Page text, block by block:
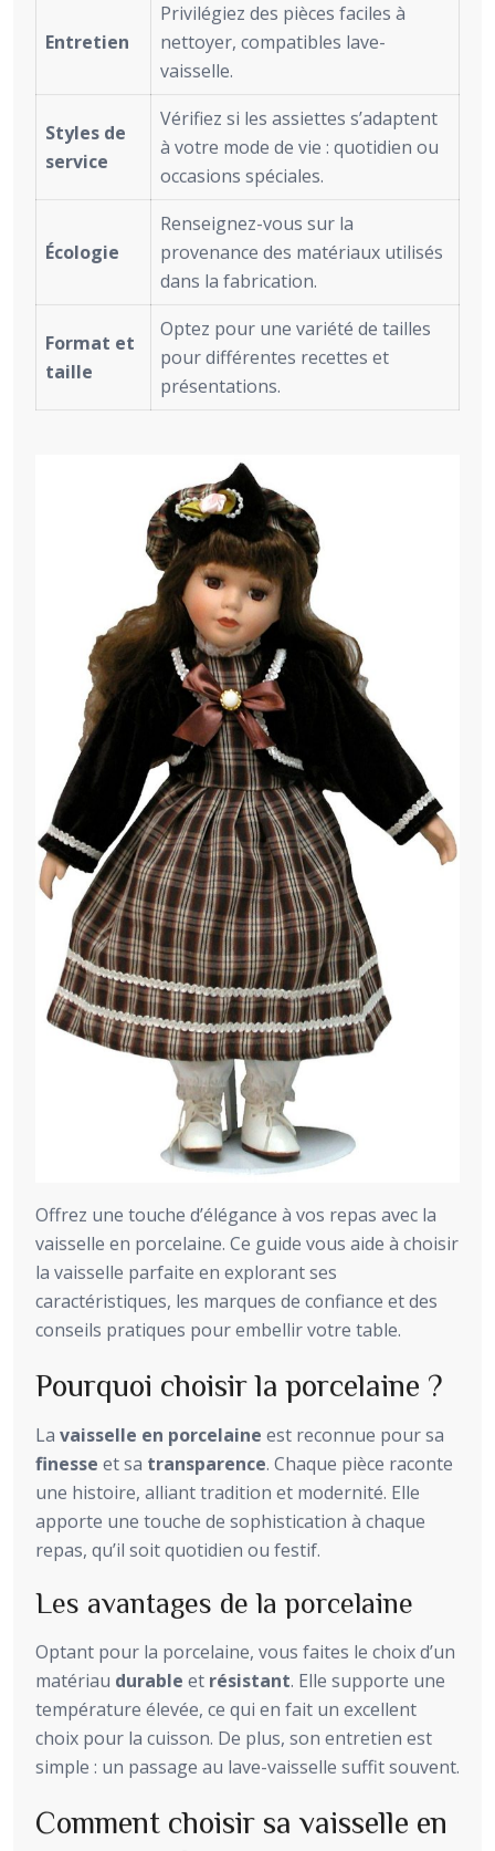
Entretien
Privilégiez des pièces faciles à
nettoyer, compatibles lave-
vaisselle.
Styles de
service
Vérifiez si les assiettes s’adaptent
à votre mode de vie : quotidien ou
occasions spéciales.
Écologie
Renseignez-vous sur la
provenance des matériaux utilisés
dans la fabrication.
Format et
taille
Optez pour une variété de tailles
pour différentes recettes et
présentations.
Offrez une touche d’élégance à vos repas avec la
vaisselle en porcelaine. Ce guide vous aide à choisir
la vaisselle parfaite en explorant ses
caractéristiques, les marques de confiance et des
conseils pratiques pour embellir votre table.
Pourquoi choisir la porcelaine ?
La vaisselle en porcelaine est reconnue pour sa
finesse et sa transparence. Chaque pièce raconte
une histoire, alliant tradition et modernité. Elle
apporte une touche de sophistication à chaque
repas, qu’il soit quotidien ou festif.
Les avantages de la porcelaine
Optant pour la porcelaine, vous faites le choix d’un
matériau durable et résistant. Elle supporte une
température élevée, ce qui en fait un excellent
choix pour la cuisson. De plus, son entretien est
simple : un passage au lave-vaisselle suffit souvent.
Comment choisir sa vaisselle en